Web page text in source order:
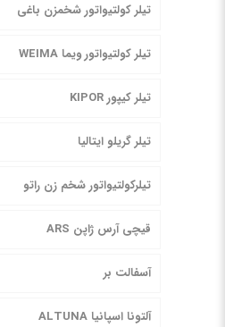
تیلر کولتیواتور شخمزن باغی
تیلر کولتیواتور ویما WEIMA
تیلر کیپور KIPOR
تیلر گریلو ایتالیا
تیلرکولتیواتور شخم زن راتو
قیچی آرس ژاپن ARS
آسفالت بر
آلتونا اسپانیا ALTUNA